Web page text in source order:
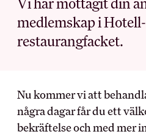
MEDLEMSKAPET
Förtroendevald
Utbildningar
Försäkringar
medlemskap i
restaurangfacket.
Nu kommer vi att
några dagar får du ett
bekräftelse och med mer